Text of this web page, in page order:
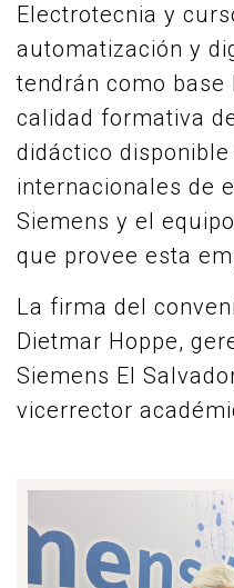
Electrotecnia y
automatización y
tendrán como base
calidad formativa
didáctico
internacionales de
Siemens y el
que provee esta
La firma del
Dietmar Hoppe,
Siemens El
vicerrector